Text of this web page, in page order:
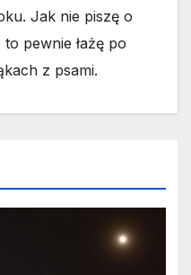
Jak nie piszę o
to pewnie łażę po
z psami.